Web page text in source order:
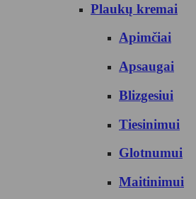
Plaukų kremai
Apimčiai
Apsaugai
Blizgesiui
Tiesinimui
Glotnumui
Maitinimui